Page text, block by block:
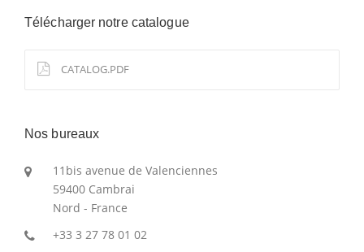
Télécharger notre catalogue
CATALOG.PDF
Nos bureaux
11bis avenue de Valenciennes
59400 Cambrai
Nord - France
+33 3 27 78 01 02